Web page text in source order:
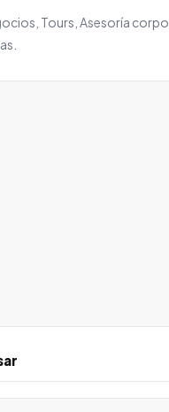
Tours, Asesoría